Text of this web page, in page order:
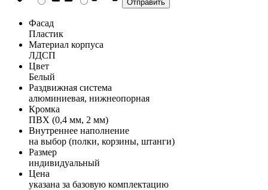
Фасад
Пластик
Материал корпуса
ЛДСП
Цвет
Белый
Раздвижная система
алюминиевая, нижнеопорная
Кромка
ПВХ (0,4 мм, 2 мм)
Внутреннее наполнение
на выбор (полки, корзины, штанги)
Размер
индивидуальный
Цена
указана за базовую комплектацию